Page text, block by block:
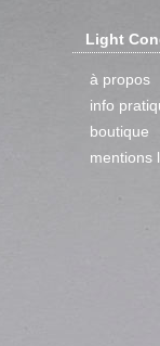
Light
à propos
info
boutique
mentions